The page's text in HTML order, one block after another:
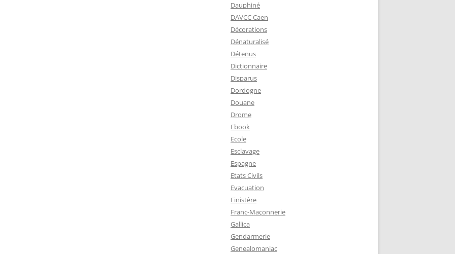
Dauphiné
DAVCC Caen
Décorations
Dénaturalisé
Détenus
Dictionnaire
Disparus
Dordogne
Douane
Drome
Ebook
Ecole
Esclavage
Espagne
Etats Civils
Evacuation
Finistère
Franc-Maçonnerie
Gallica
Gendarmerie
Genealomaniac